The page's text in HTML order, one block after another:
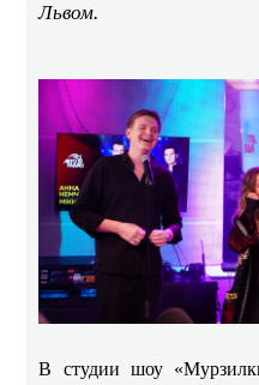
Львом.
В студии шоу